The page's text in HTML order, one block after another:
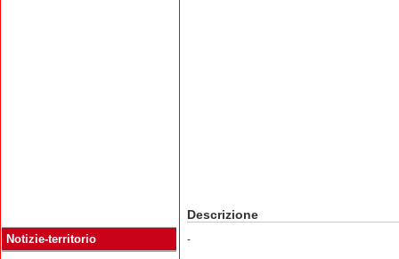
Notizie-territorio
Descrizione
-